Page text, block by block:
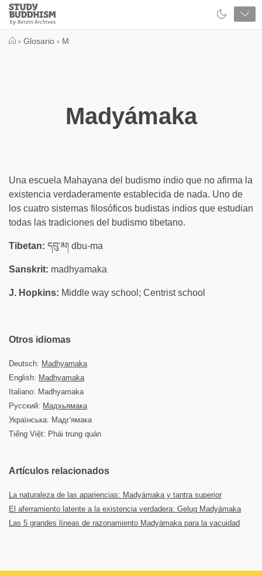
Close
Study
Buddhism
› Glosario › M
Madyámaka
Una escuela Mahayana del budismo indio que no afirma la
existencia verdaderamente establecida de nada. Uno de
los cuatro sistemas filosóficos budistas indios que estudian
todas las tradiciones del budismo tibetano.
Tibetan: དབུ་མ། dbu-ma
Sanskrit: madhyamaka
J. Hopkins: Middle way school; Centrist school
Otros idiomas
Deutsch: Madhyamaka
English: Madhyamaka
Italiano: Madhyamaka
Русский: Мадхьямака
Українська: Мадг'ямака
Tiếng Việt: Phái trung quán
Artículos relacionados
La naturaleza de las apariencias: Madyámaka y tantra superior
El aferramiento latente a la existencia verdadera: Gelug Madyámaka
Las 5 grandes líneas de razonamiento Madyámaka para la vacuidad